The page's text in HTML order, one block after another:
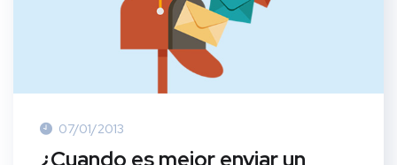
07/01/2013
¿Cuando es mejor enviar un